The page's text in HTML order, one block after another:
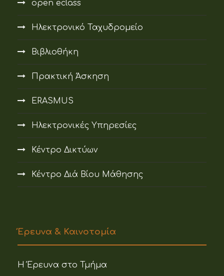
open eclass
Ηλεκτρονικό Ταχυδρομείο
Βιβλιοθήκη
Πρακτική Άσκηση
ERASMUS
Ηλεκτρονικές Υπηρεσίες
Κέντρο Δικτύων
Κέντρο Διά Βίου Μάθησης
Έρευνα & Καινοτομία
Η Έρευνα στο Τμήμα